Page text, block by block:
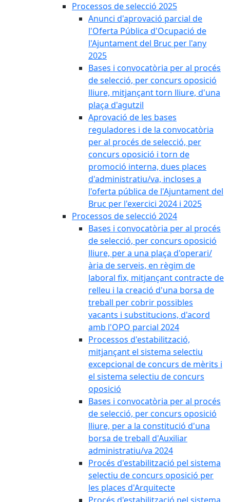
Processos de selecció 2025
Anunci d'aprovació parcial de
l'Oferta Pública d'Ocupació de
l'Ajuntament del Bruc per l'any
2025
Bases i convocatòria per al procés
de selecció, per concurs oposició
lliure, mitjançant torn lliure, d'una
plaça d'agutzil
Aprovació de les bases
reguladores i de la convocatòria
per al procés de selecció, per
concurs oposició i torn de
promoció interna, dues places
d'administratiu/va, incloses a
l'oferta pública de l'Ajuntament del
Bruc per l'exercici 2024 i 2025
Processos de selecció 2024
Bases i convocatòria per al procés
de selecció, per concurs oposició
lliure, per a una plaça d'operari/
ària de serveis, en règim de
laboral fix, mitjançant contracte de
relleu i la creació d'una borsa de
treball per cobrir possibles
vacants i substitucions, d'acord
amb l'OPO parcial 2024
Processos d'estabilització,
mitjançant el sistema selectiu
excepcional de concurs de mèrits i
el sistema selectiu de concurs
oposició
Bases i convocatòria per al procés
de selecció, per concurs oposició
lliure, per a la constitució d'una
borsa de treball d'Auxiliar
administratiu/va 2024
Procés d'estabilització pel sistema
selectiu de concurs oposició per
les places d'Arquitecte